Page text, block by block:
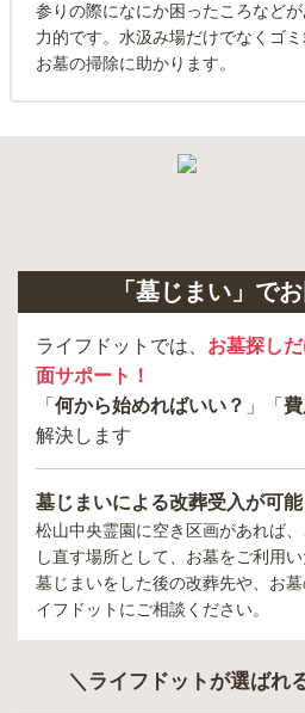
参りの際になにか困ったころなど
力的です。水汲み場だけでなくゴ
お墓の掃除に助かります。
「墓じまい」で
ライフドットでは、 お墓探し
面サポート！
「 何から始めればいい？ 」「
解決します
墓じまいによる改葬受入が可能
松山中央霊園に空き区画があれば
し直す場所として、お墓をご利用い
墓じまいをした後の改葬先や、お
イフドットにご相談ください。
＼ライフドットが選ばれ